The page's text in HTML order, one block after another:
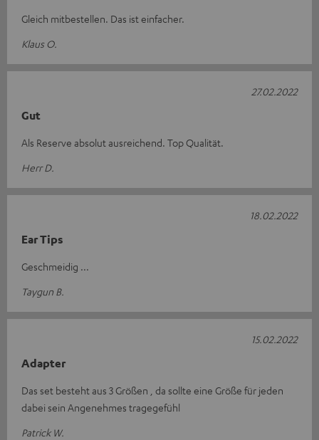
Gleich mitbestellen. Das ist einfacher.
Klaus O.
Gut
Als Reserve absolut ausreichend. Top Qualität.
Herr D.
27.02.2022
Ear Tips
Geschmeidig ...
Taygun B.
18.02.2022
Adapter
Das set besteht aus 3 Größen , da sollte eine Größe für jeden
dabei sein Angenehmes tragegefühl
Patrick W.
15.02.2022